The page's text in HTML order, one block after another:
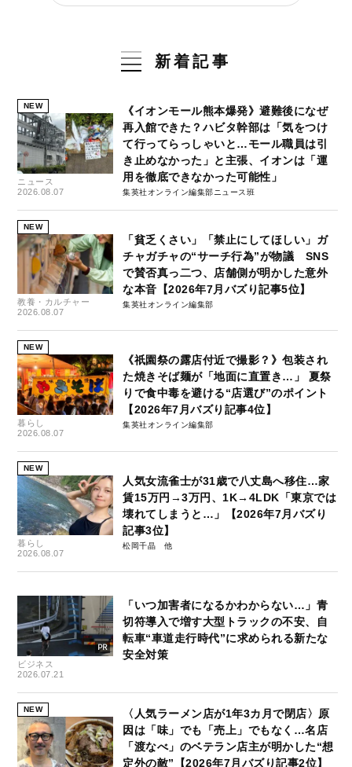
新着記事
NEW
ニュース
2026.08.07
《イオンモール熊本爆発》避難後になぜ
再入館できた？ハビタ幹部は「気をつけ
て行ってらっしゃいと…モール職員は引
き止めなかった」と主張、イオンは「運
用を徹底できなかった可能性」
集英社オンライン編集部ニュース班
NEW
教養・カルチャー
2026.08.07
「貧乏くさい」「禁止にしてほしい」ガ
チャガチャの“サーチ行為”が物議 SNS
で賛否真っ二つ、店舗側が明かした意外
な本音【2026年7月バズり記事5位】
集英社オンライン編集部
NEW
暮らし
2026.08.07
《祇園祭の露店付近で撮影？》包装され
た焼きそば麺が「地面に直置き…」 夏祭
りで食中毒を避ける“店選び”のポイント
【2026年7月バズり記事4位】
集英社オンライン編集部
NEW
暮らし
2026.08.07
人気女流雀士が31歳で八丈島へ移住…家
賃15万円→3万円、1K→4LDK「東京では
壊れてしまうと…」【2026年7月バズり
記事3位】
松岡千晶
ビジネス
2026.07.21
「いつ加害者になるかわからない…」青
切符導入で増す大型トラックの不安、自
転車“車道走行時代”に求められる新たな
安全対策
NEW
〈人気ラーメン店が1年3カ月で閉店〉原
因は「味」でも「売上」でもなく…名店
「渡なべ」のベテラン店主が明かした“想
定外の敵”【2026年7月バズり記事2位】